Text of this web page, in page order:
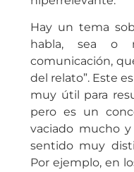
Hay un tema
habla, sea o
comunicación,
del relato”. Este
muy útil para
pero es un
vaciado mucho
sentido muy
Por ejemplo, en